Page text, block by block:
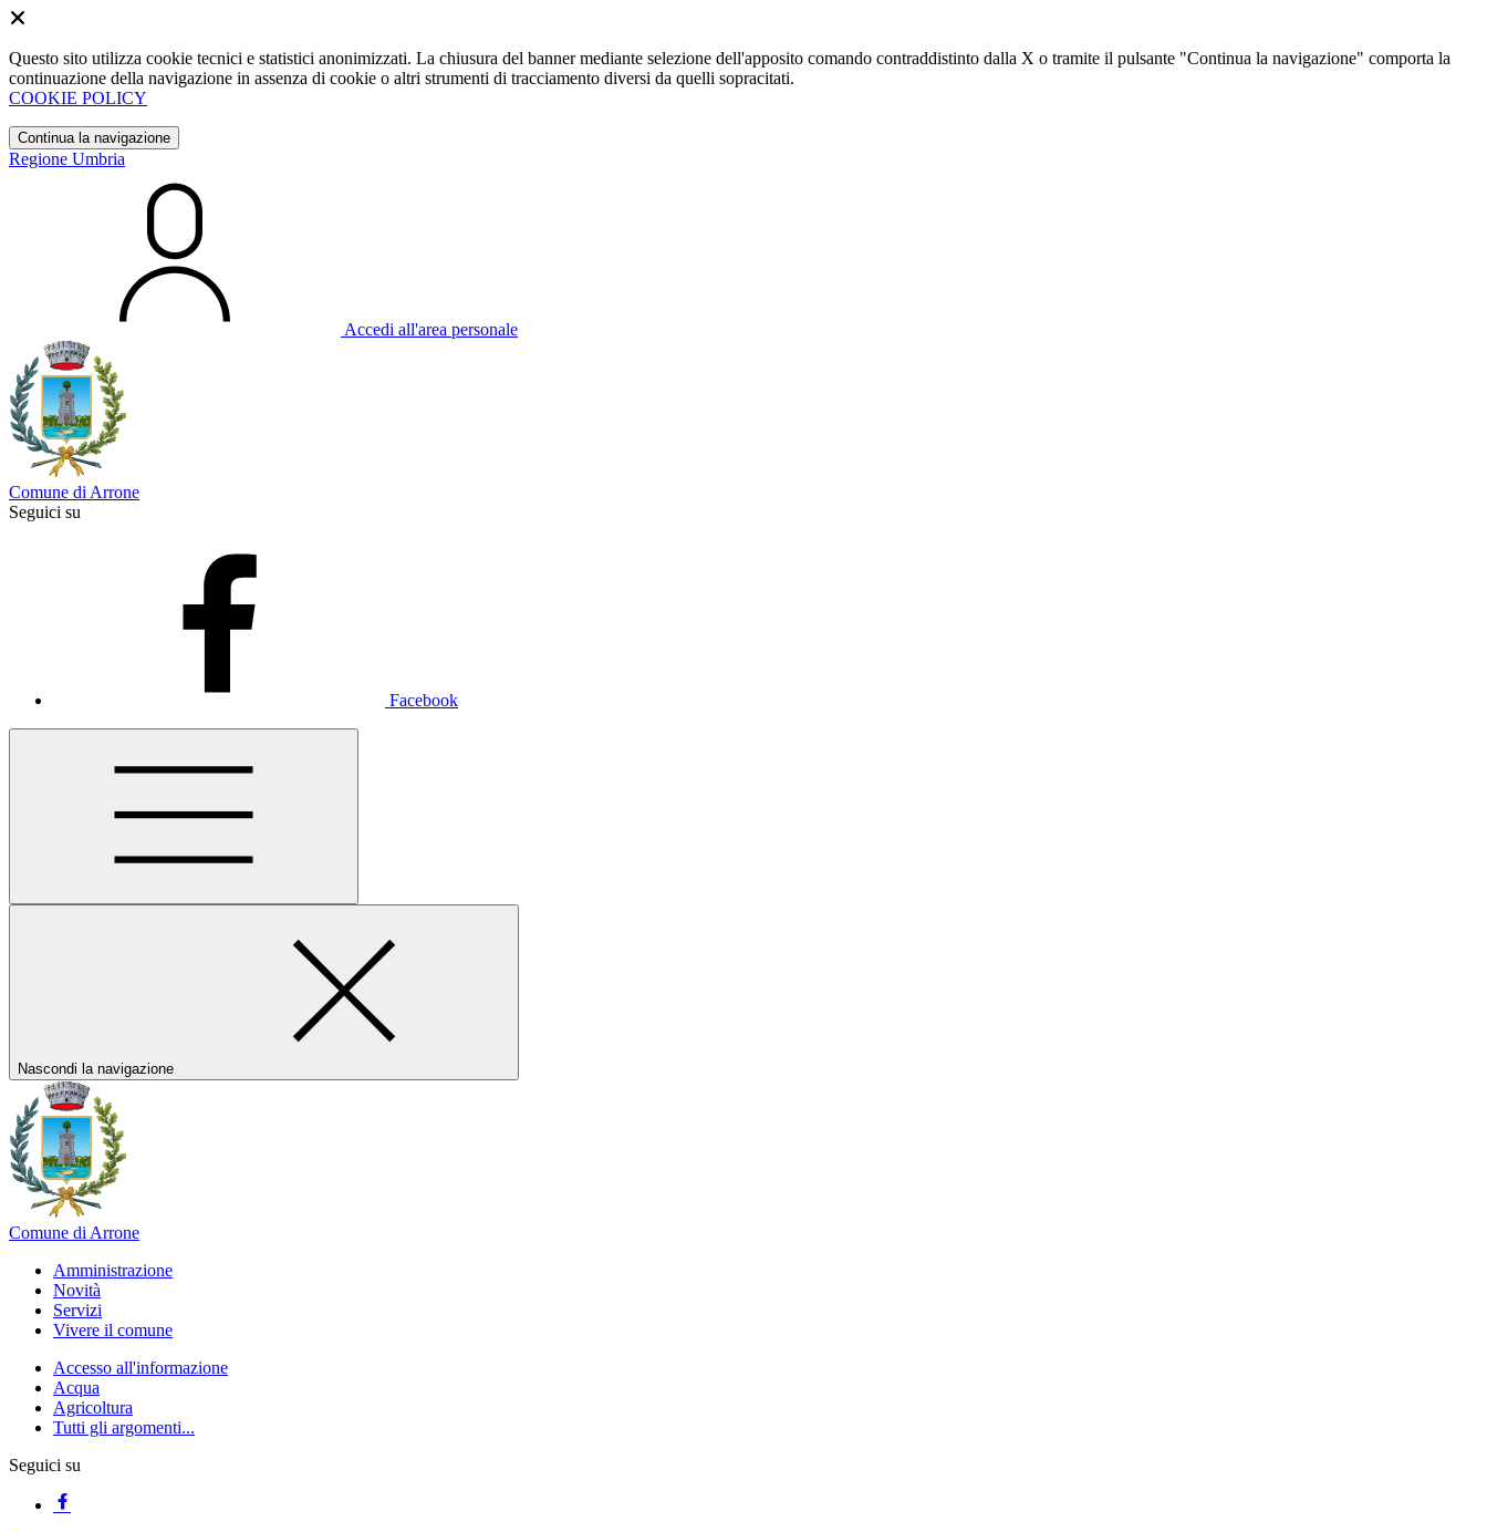
Questo sito utilizza cookie tecnici e statistici anonimizzati. La chiusura del banner mediante selezione dell'apposito comando contraddistinto dalla X o tramite il pulsante "Continua la navigazione" comporta la
continuazione della navigazione in assenza di cookie o altri strumenti di tracciamento diversi da quelli sopracitati.
COOKIE POLICY
Continua la navigazione
Regione Umbria
Accedi all'area personale
Comune di Arrone
Seguici su
Facebook
Nascondi la navigazione
Comune di Arrone
Amministrazione
Novità
Servizi
Vivere il comune
Accesso all'informazione
Acqua
Agricoltura
Tutti gli argomenti...
Seguici su